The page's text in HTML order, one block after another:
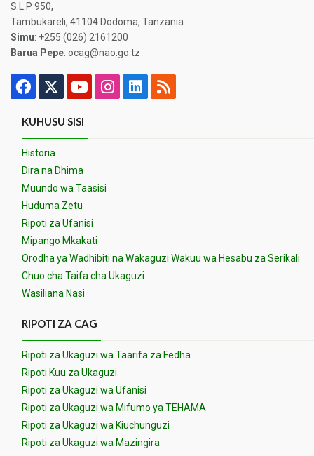
S.L.P 950,
Tambukareli, 41104 Dodoma, Tanzania
Simu: +255 (026) 2161200
Barua Pepe: ocag@nao.go.tz
KUHUSU SISI
Historia
Dira na Dhima
Muundo wa Taasisi
Huduma Zetu
Ripoti za Ufanisi
Mipango Mkakati
Orodha ya Wadhibiti na Wakaguzi Wakuu wa Hesabu za Serikali
Chuo cha Taifa cha Ukaguzi
Wasiliana Nasi
RIPOTI ZA CAG
Ripoti za Ukaguzi wa Taarifa za Fedha
Ripoti Kuu za Ukaguzi
Ripoti za Ukaguzi wa Ufanisi
Ripoti za Ukaguzi wa Mifumo ya TEHAMA
Ripoti za Ukaguzi wa Kiuchunguzi
Ripoti za Ukaguzi wa Mazingira